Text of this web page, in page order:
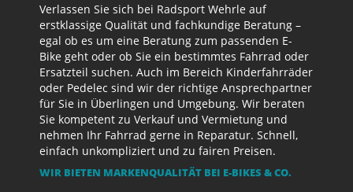
Verlassen Sie sich bei Radsport Wehrle auf
erstklassige Qualität und fachkundige Beratung –
egal ob es um eine Beratung zum passenden E-
Bike geht oder ob Sie ein bestimmtes Fahrrad oder
Ersatzteil suchen. Auch im Bereich Kinderfahrräder
oder Pedelec sind wir der richtige Ansprechpartner
für Sie in Überlingen und Umgebung. Wir beraten
Sie kompetent zu Verkauf und Vermietung und
nehmen Ihr Fahrrad gerne in Reparatur. Schnell,
einfach unkompliziert und zu fairen Preisen.
WIR BIETEN MARKENQUALITÄT BEI E-BIKES & CO.